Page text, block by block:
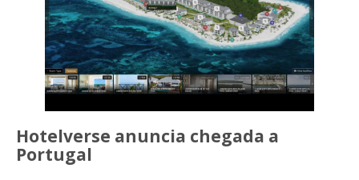
Hotelverse anuncia chegada a
Portugal